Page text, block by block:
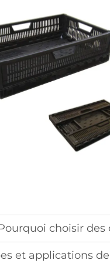
choisir des caisses en plastique pliables
et applications de caisses